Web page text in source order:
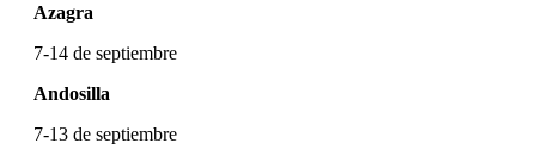
Azagra
7-14 de septiembre
Andosilla
7-13 de septiembre